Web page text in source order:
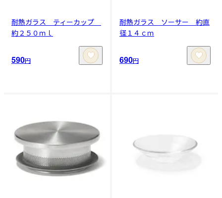
耐熱ガラス ティーカップ
約２５０ｍｌ
590円
耐熱ガラス ソーサー 約直
径１４ｃｍ
690円